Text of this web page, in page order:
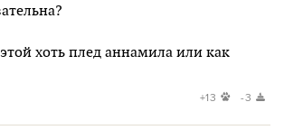
хоть плед аннамила или как
+13 -3